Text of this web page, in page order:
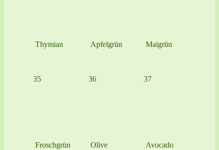
Thymian Apfelgrün Maigrün
35
Froschgrün
36
Olive
37
Avocado